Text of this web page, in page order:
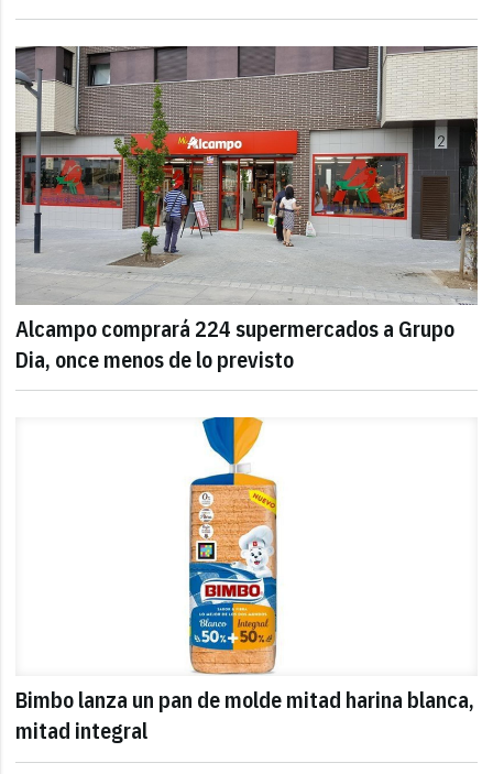
Alcampo comprará 224 supermercados a Grupo
Dia, once menos de lo previsto
Bimbo lanza un pan de molde mitad harina blanca,
mitad integral